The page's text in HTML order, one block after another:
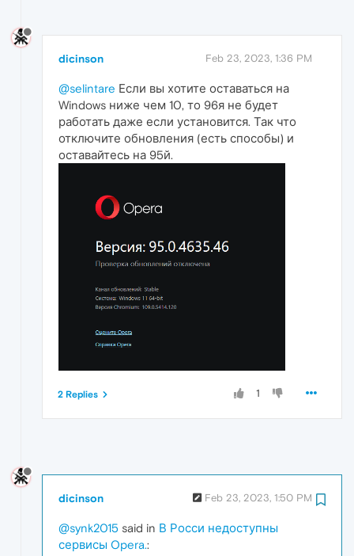
dicinson Feb 23, 2023, 1:36 PM
@selintare Если вы хотите оставаться на
Windows ниже чем 10, то 96я не будет
работать даже если установится. Так что
отключите обновления (есть способы) и
оставайтесь на 95й.
1
2 Replies
dicinson Feb 23, 2023, 1:50 PM
@synk2015 said in В Росси недоступны
сервисы Opera.: